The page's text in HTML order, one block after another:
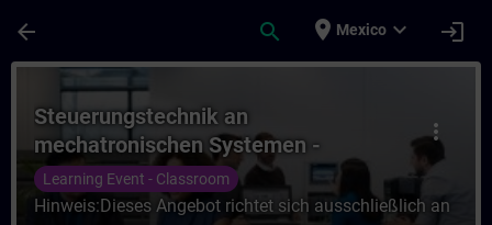
arrow_back search place Mexico expand_more login
Curso - Steuerungstechnik an
more_vert
Steuerungstechnik an
mechatronischen Systemen -
Grundlagen (Präsenz-Training)
Learning Event - Classroom
Hinweis:Dieses Angebot richtet sich ausschließlich an